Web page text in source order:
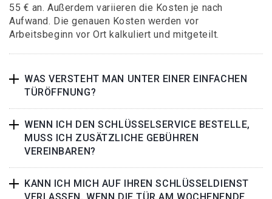
55 € an. Außerdem variieren die Kosten je nach
Aufwand. Die genauen Kosten werden vor
Arbeitsbeginn vor Ort kalkuliert und mitgeteilt.
WAS VERSTEHT MAN UNTER EINER EINFACHEN
TÜRÖFFNUNG?
WENN ICH DEN SCHLÜSSELSERVICE BESTELLE,
MUSS ICH ZUSÄTZLICHE GEBÜHREN
VEREINBAREN?
KANN ICH MICH AUF IHREN SCHLÜSSELDIENST